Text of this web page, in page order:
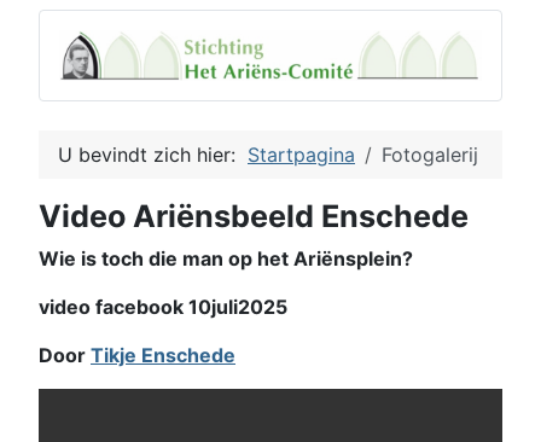
U bevindt zich hier: Startpagina Fotogalerij
Video Ariënsbeeld Enschede
Wie is toch die man op het Ariënsplein?
video facebook 10juli2025
Door Tikje Enschede